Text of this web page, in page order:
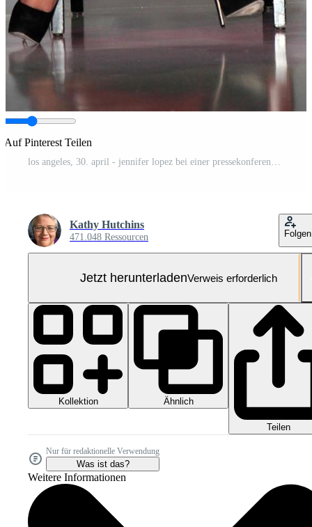
Auf Pinterest Teilen
los angeles, 30. april - jennifer lopez bei einer pressekonferenz für yandel, jennifer lopez und enrique iglesias, um ihre sommertour am boulevard3 am 30. april 2012 in los angeles, ca. anzukündigen
Kathy Hutchins
471.048 Ressourcen Folgen
Jetzt herunterladenVerweis erforderlich
Kollektion Ähnlich
Teilen
Nur für redaktionelle Verwendung
Was ist das?
Weitere Informationen